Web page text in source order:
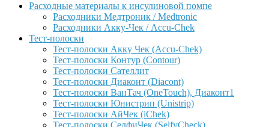
Расходные материалы к инсулиновой помпе
Расходники Медтроник / Medtronic
Расходники Акку-Чек / Accu-Chek
Тест-полоски
Тест-полоски Акку Чек (Accu-Chek)
Тест-полоски Контур (Contour)
Тест-полоски Сателлит
Тест-полоски Диаконт (Diacont)
Тест-полоски ВанТач (OneTouch), Диаконт1
Тест-полоски Юнистрип (Unistrip)
Тест-полоски АйЧек (iChek)
Тест-полоски СелфиЧек (SelfyCheck)